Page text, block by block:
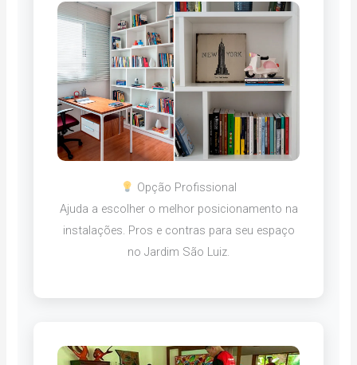
Opção Profissional
Ajuda a escolher o melhor posicionamento na
instalações. Pros e contras para seu espaço
no Jardim São Luiz.